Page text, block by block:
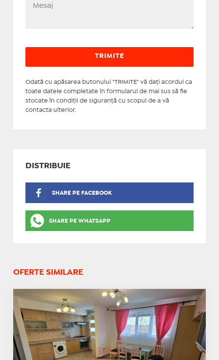
Odată cu apăsarea butonului "TRIMITE" vă daţi acordul ca
toate datele completate în formularul de mai sus să fie
stocate în condiţii de siguranţă cu scopul de a vă
contacta ulterior.
DISTRIBUIE
SHARE PE FACEBOOK
SHARE PE WHATSAPP
OFERTE SIMILARE